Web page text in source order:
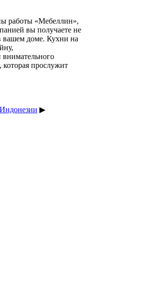
работы «Мебеллин»,
вы получаете не
вашем доме. Кухни на
внимательного
прослужит
▶